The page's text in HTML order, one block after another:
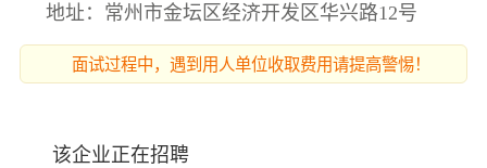
地址：常州市金坛区经济开发区华兴路12号
面试过程中，遇到用人单位收取费用请提高警惕！
该企业正在招聘